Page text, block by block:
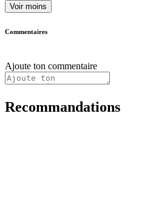
Voir moins
Commentaires
Ajoute ton commentaire
Recommandations